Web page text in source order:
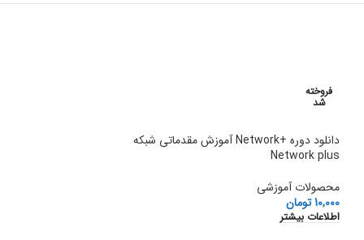
فروخته
شد
دانلود دوره +Network آموزش مقدماتی شبکه
Network plus
محصولات آموزشی
10,000 تومان
اطلاعات بیشتر